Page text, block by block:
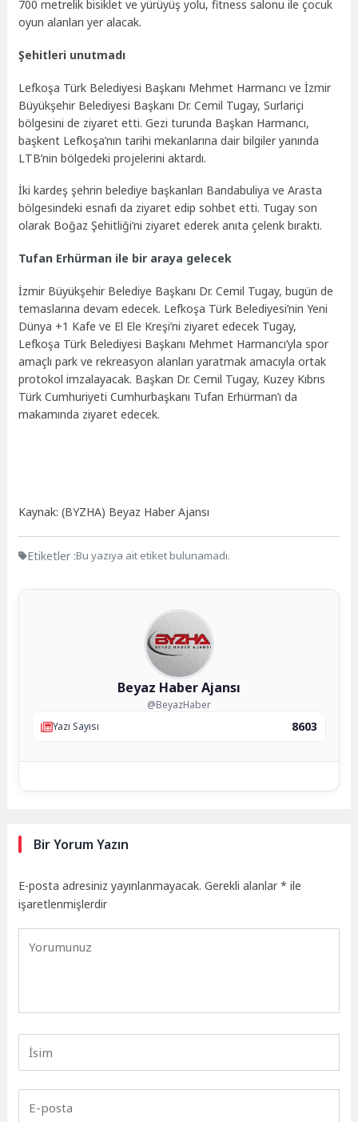
700 metrelik bisiklet ve yürüyüş yolu, fitness salonu ile çocuk
oyun alanları yer alacak.
Şehitleri unutmadı
Lefkoşa Türk Belediyesi Başkanı Mehmet Harmancı ve İzmir
Büyükşehir Belediyesi Başkanı Dr. Cemil Tugay, Surlariçi
bölgesini de ziyaret etti. Gezi turunda Başkan Harmancı,
başkent Lefkoşa’nın tarihi mekanlarına dair bilgiler yanında
LTB’nin bölgedeki projelerini aktardı.
İki kardeş şehrin belediye başkanları Bandabuliya ve Arasta
bölgesindeki esnafı da ziyaret edip sohbet etti. Tugay son
olarak Boğaz Şehitliği’ni ziyaret ederek anıta çelenk bıraktı.
Tufan Erhürman ile bir araya gelecek
İzmir Büyükşehir Belediye Başkanı Dr. Cemil Tugay, bugün de
temaslarına devam edecek. Lefkoşa Türk Belediyesi’nin Yeni
Dünya +1 Kafe ve El Ele Kreşi’ni ziyaret edecek Tugay,
Lefkoşa Türk Belediyesi Başkanı Mehmet Harmancı’yla spor
amaçlı park ve rekreasyon alanları yaratmak amacıyla ortak
protokol imzalayacak. Başkan Dr. Cemil Tugay, Kuzey Kıbrıs
Türk Cumhuriyeti Cumhurbaşkanı Tufan Erhürman’ı da
makamında ziyaret edecek.
Kaynak: (BYZHA) Beyaz Haber Ajansı
Etiketler :Bu yazıya ait etiket bulunamadı.
Beyaz Haber Ajansı
@BeyazHaber
Yazı Sayısı
8603
Bir Yorum Yazın
E-posta adresiniz yayınlanmayacak. Gerekli alanlar* ile
işaretlenmişlerdir